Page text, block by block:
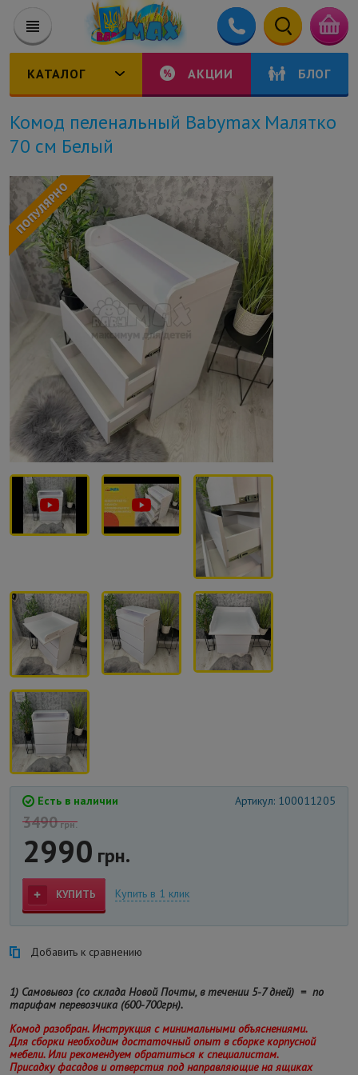
КАТАЛОГ АКЦИИ БЛОГ
Комод пеленальный Babymax Малятко
70 см Белый
Есть в наличии Артикул: 100011205
3490грн.
2990 грн.
КУПИТЬ Купить в 1 клик
Добавить к сравнению
1) Самовывоз (со склада Новой Почты, в течении 5-7 дней) = по
тарифам перевозчика (600-700грн).
Комод разобран. Инструкция с минимальными объяснениями.
Для сборки необходим достаточный опыт в сборке корпусной
мебели. Или рекомендуем обратиться к специалистам.
Присадку фасадов и отверстия под направляющие на ящиках